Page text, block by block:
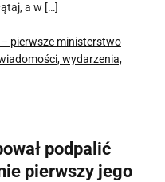
a w […]
pierwsze ministerstwo
wydarzenia,
podpalić
pierwszy jego